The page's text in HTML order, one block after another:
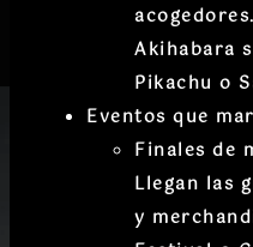
Akihabara
Pikachu o
Eventos que
Finales de
Llegan las
y